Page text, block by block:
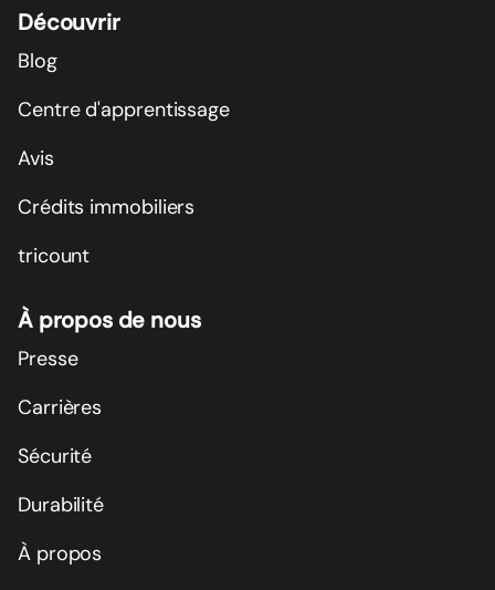
Découvrir
Blog
Centre d'apprentissage
Avis
Crédits immobiliers
tricount
À propos de nous
Presse
Carrières
Sécurité
Durabilité
À propos